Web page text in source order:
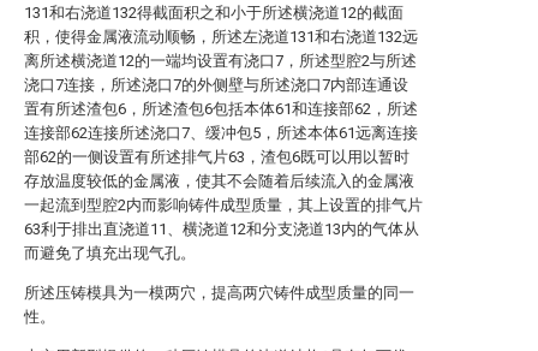
131和右浇道132得截面积之和小于所述横浇道12的截面
积，使得金属液流动顺畅，所述左浇道131和右浇道132远
离所述横浇道12的一端均设置有浇口7，所述型腔2与所述
浇口7连接，所述浇口7的外侧壁与所述浇口7内部连通设
置有所述渣包6，所述渣包6包括本体61和连接部62，所述
连接部62连接所述浇口7、缓冲包5，所述本体61远离连接
部62的一侧设置有所述排气片63，渣包6既可以用以暂时
存放温度较低的金属液，使其不会随着后续流入的金属液
一起流到型腔2内而影响铸件成型质量，其上设置的排气片
63利于排出直浇道11、横浇道12和分支浇道13内的气体从
而避免了填充出现气孔。
所述压铸模具为一模两穴，提高两穴铸件成型质量的同一
性。